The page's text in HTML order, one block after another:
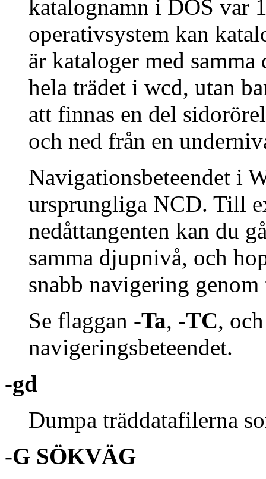
katalognamn i DOS var
operativsystem kan
är kataloger med
hela trädet i wcd, utan
att finnas en del
och ned från en
Navigationsbeteendet i
ursprungliga NCD. Till
nedåttangenten kan du
samma djupnivå, och
snabb navigering genom
Se flaggan -Ta, -TC,
navigeringsbeteendet.
-gd
Dumpa träddatafilerna
-G SÖKVÄG